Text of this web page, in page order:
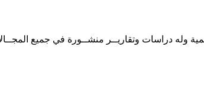
وله دراسات وتقاريــر منشــورة في جميع